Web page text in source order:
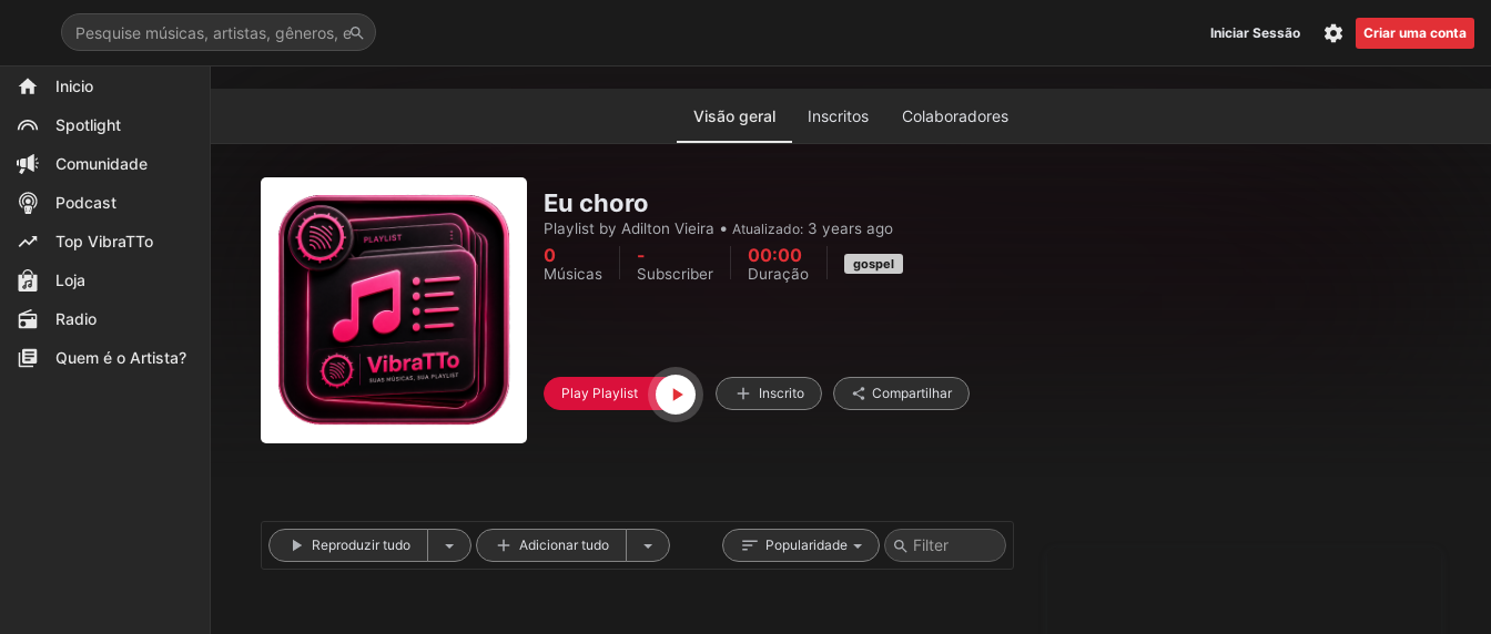
Criar uma conta
Iniciar Sessão
Inicio
Spotlight
Comunidade
Podcast
Top VibraTTo
Loja
Radio
Quem é o Artista?
Visão geral Inscritos Colaboradores
Eu choro
Playlist by Adilton Vieira • Atualizado: 3 years ago
Play Playlist Inscrito Compartilhar
0
Músicas
-
Subscriber
00:00
Duração
gospel
Reproduzir tudo Adicionar tudo Popularidade